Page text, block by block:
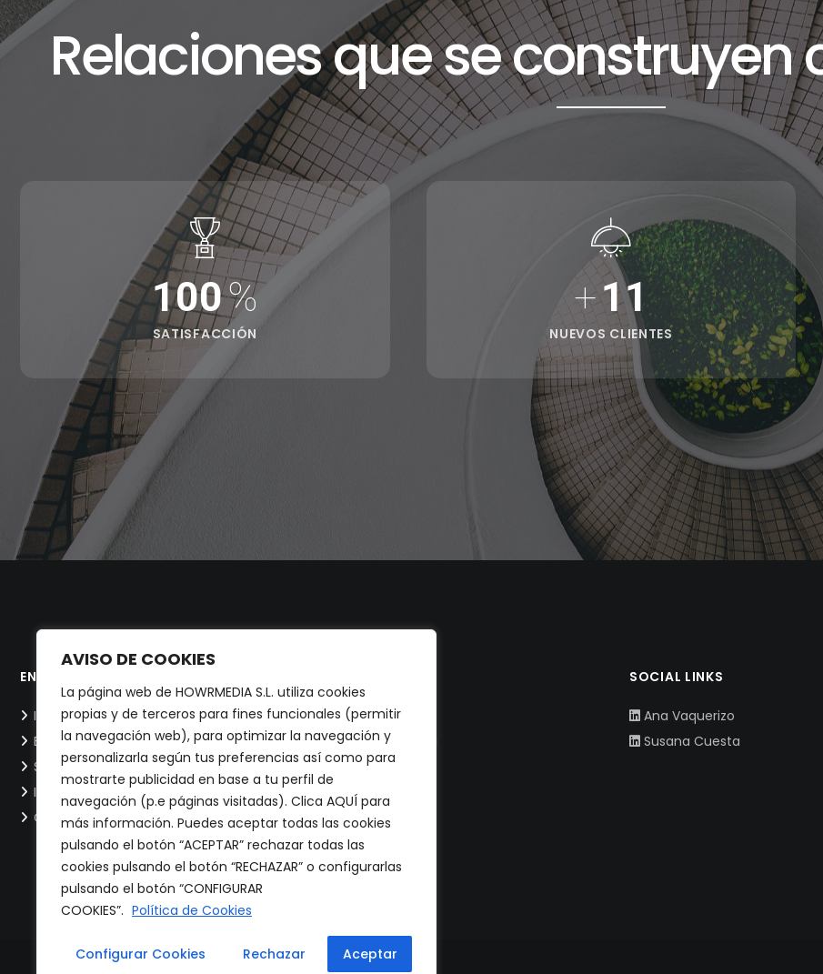
AVISO DE COOKIES
La página web de HOWRMEDIA S.L. utiliza cookies
propias y de terceros para fines funcionales (permitir
la navegación web), para optimizar la navegación y
personalizarla según tus preferencias así como para
mostrarte publicidad en base a tu perfil de
navegación (p.e páginas visitadas). Clica AQUÍ para
más información. Puedes aceptar todas las cookies
pulsando el botón “ACEPTAR” rechazar todas las
cookies pulsando el botón “RECHAZAR” o configurarlas
pulsando el botón “CONFIGURAR
COOKIES”. Política de Cookies
Configurar Cookies Rechazar Aceptar
Relaciones que se construyen
100%
SATISFACCIÓN
+11
NUEVOS CLIENTES
ENLACES DIRECTOS
Inicio
Equipo
Servicios
Informes
Contacto
Ana Vaquerizo
Susana Cuesta
SOCIAL LINKS
Ana Vaquerizo
Susana Cuesta